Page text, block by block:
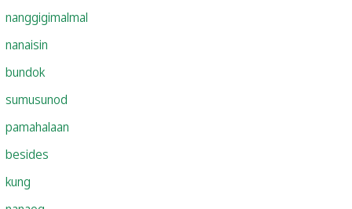
nanggigimalmal
nanaisin
bundok
sumusunod
pamahalaan
besides
kung